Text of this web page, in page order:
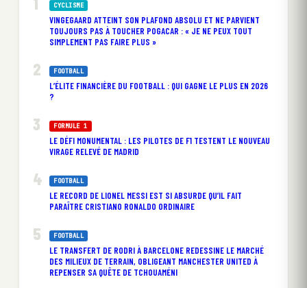
CYCLISME
VINGEGAARD ATTEINT SON PLAFOND ABSOLU ET NE PARVIENT
TOUJOURS PAS À TOUCHER POGACAR : « JE NE PEUX TOUT
SIMPLEMENT PAS FAIRE PLUS »
FOOTBALL
L’ÉLITE FINANCIÈRE DU FOOTBALL : QUI GAGNE LE PLUS EN 2026
?
FORMULE 1
LE DÉFI MONUMENTAL : LES PILOTES DE F1 TESTENT LE NOUVEAU
VIRAGE RELEVÉ DE MADRID
FOOTBALL
LE RECORD DE LIONEL MESSI EST SI ABSURDE QU’IL FAIT
PARAÎTRE CRISTIANO RONALDO ORDINAIRE
FOOTBALL
LE TRANSFERT DE RODRI À BARCELONE REDESSINE LE MARCHÉ
DES MILIEUX DE TERRAIN, OBLIGEANT MANCHESTER UNITED À
REPENSER SA QUÊTE DE TCHOUAMÉNI